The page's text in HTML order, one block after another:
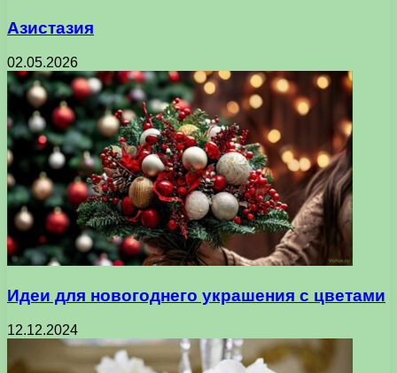
Азистазия
02.05.2026
Идеи для новогоднего украшения с цветами
12.12.2024